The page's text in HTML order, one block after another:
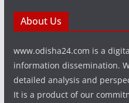
About Us
www.odisha24.com is a
information dissemination.
detailed analysis and
It is a product of our